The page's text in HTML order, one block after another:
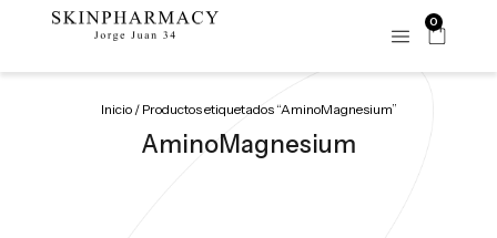
0
Inicio/ Productos etiquetados “AminoMagnesium”
AminoMagnesium